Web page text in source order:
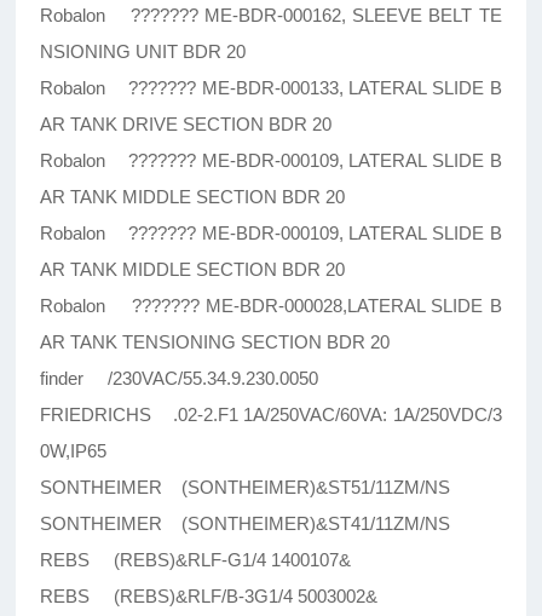
Robalon ??????? ME-BDR-000162, SLEEVE BELT TE
NSIONING UNIT BDR 20
Robalon ??????? ME-BDR-000133, LATERAL SLIDE B
AR TANK DRIVE SECTION BDR 20
Robalon ??????? ME-BDR-000109, LATERAL SLIDE B
AR TANK MIDDLE SECTION BDR 20
Robalon ??????? ME-BDR-000109, LATERAL SLIDE B
AR TANK MIDDLE SECTION BDR 20
Robalon ??????? ME-BDR-000028,LATERAL SLIDE B
AR TANK TENSIONING SECTION BDR 20
finder /230VAC/55.34.9.230.0050
FRIEDRICHS .02-2.F1 1A/250VAC/60VA: 1A/250VDC/3
0W,IP65
SONTHEIMER (SONTHEIMER)&ST51/11ZM/NS
SONTHEIMER (SONTHEIMER)&ST41/11ZM/NS
REBS (REBS)&RLF-G1/4 1400107&
REBS (REBS)&RLF/B-3G1/4 5003002&